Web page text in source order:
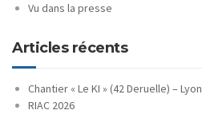
Vu dans la presse
Articles récents
Chantier « Le KI » (42 Deruelle) – Lyon
RIAC 2026